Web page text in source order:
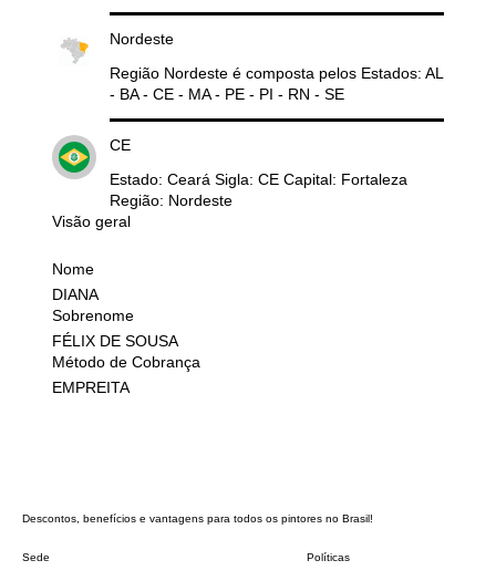
Nordeste
Região Nordeste é composta pelos Estados: AL
- BA - CE - MA - PE - PI - RN - SE
CE
Estado: Ceará Sigla: CE Capital: Fortaleza
Região: Nordeste
Visão geral
Nome
DIANA
Sobrenome
FÉLIX DE SOUSA
Método de Cobrança
EMPREITA
Descontos, benefícios e vantagens para todos os pintores no Brasil!
Sede Políticas